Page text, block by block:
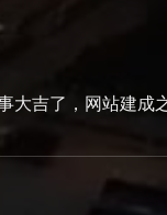
吉了，网站建成